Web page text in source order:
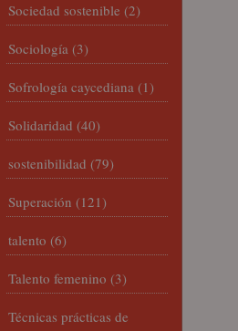
Sociedad sostenible (2)
Sociología (3)
Sofrología caycediana (1)
Solidaridad (40)
sostenibilidad (79)
Superación (121)
talento (6)
Talento femenino (3)
Técnicas prácticas de